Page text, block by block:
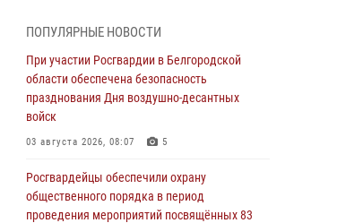
пресекли условное проникновение в детский
лагерь «Солнышко»
07 августа 2026, 07:39 1
Белгородским радиослушателям рассказали
о роли физической культуры в жизни
07 августа 2026, 06:19
Подвиги героев‑росгвардейцев увековечили
ПОПУЛЯРНЫЕ НОВОСТИ
При участии Росгвардии в Белгородской
области обеспечена безопасность
празднования Дня воздушно-десантных
войск
03 августа 2026, 08:07 5
Росгвардейцы обеспечили охрану
общественного порядка в период
проведения мероприятий посвящённых 83